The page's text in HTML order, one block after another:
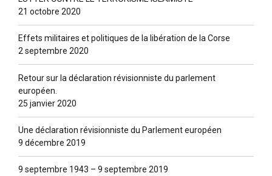
21 octobre 2020
Effets militaires et politiques de la libération de la Corse
2 septembre 2020
Retour sur la déclaration révisionniste du parlement
européen.
25 janvier 2020
Une déclaration révisionniste du Parlement européen
9 décembre 2019
9 septembre 1943 – 9 septembre 2019